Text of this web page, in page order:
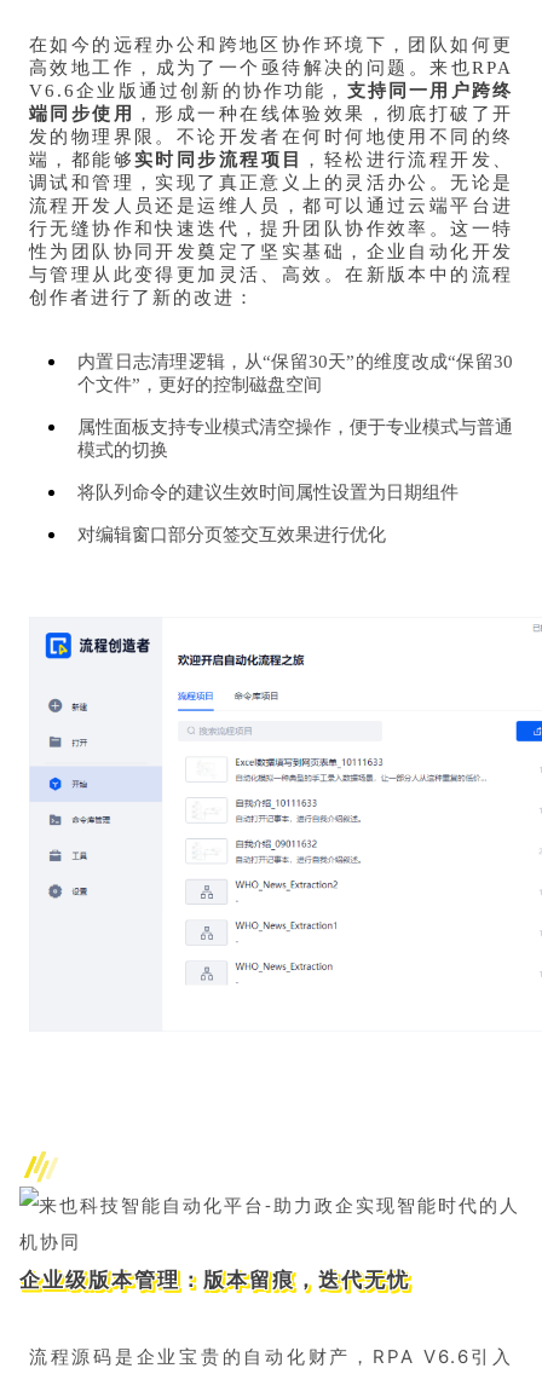
在如今的远程办公和跨地区协作环境下，团队如何更
高效地工作，成为了一个亟待解决的问题。来也RPA
V6.6企业版通过创新的协作功能， 支持同一用户跨终
端同步使用
，形成一种在线体验效果，彻底打破了开
发的物理界限。不论开发者在何时何地使用不同的终
端，都能够实时同步流程项目
，轻松进行流程开发、
调试和管理，实现了真正意义上的灵活办公。无论是
流程开发人员还是运维人员，都可以通过云端平台进
行无缝协作和快速迭代，提升团队协作效率。这一特
性为团队协同开发奠定了坚实基础，企业自动化开发
与管理从此变得更加灵活、高效。在新版本中的流程
创作者进行了新的改进：
内置日志清理逻辑，从“保留30天”的维度改成“保留30
个文件”，更好的控制磁盘空间
属性面板支持专业模式清空操作，便于专业模式与普通
模式的切换
将队列命令的建议生效时间属性设置为日期组件
对编辑窗口部分页签交互效果进行优化
企业级版本管理：版本留痕，迭代无忧
流程源码是企业宝贵的自动化财产，RPA V6.6引入